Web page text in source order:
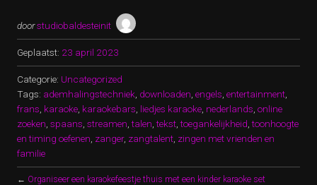
doorstudiobaldesteinit
Geplaatst: 23 april 2023
Categorie: Uncategorized
Tags: ademhalingstechniek downloaden engels entertainment
frans karaoke karaokebars liedjes karaoke nederlands online
zoeken spaans streamen ,talen ,tekst ,toegankelijkheid ,toonhoogte
en timing oefenen zanger, zangtalent zingen met vrienden en
familie
← Organiseer een karaokefeestje thuis met een kinder karaoke set